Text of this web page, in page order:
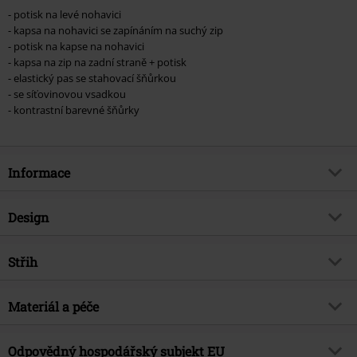
- potisk na levé nohavici
- kapsa na nohavici se zapínáním na suchý zip
- potisk na kapse na nohavici
- kapsa na zip na zadní straně + potisk
- elastický pas se stahovací šňůrkou
- se síťovinovou vsadkou
- kontrastní barevné šňůrky
Informace
Zboží č.
Hudební žánr
Téma produktů
Design
Typ výrobku
Vytištěno
Střih
Střih
Materiál a péče
Vrchní materiál
100% polyester
Odpovědný hospodářský subjekt EU